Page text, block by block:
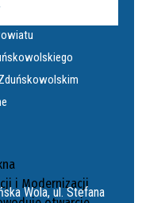
Wola, ul. Stefana